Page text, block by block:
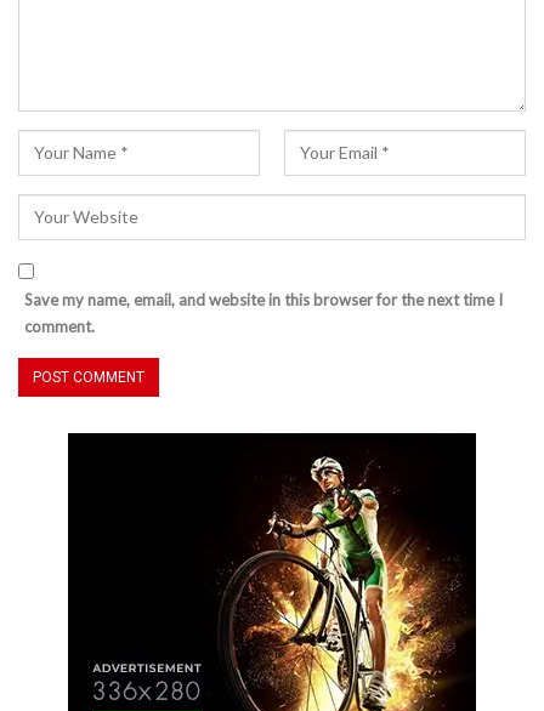
Save my name, email, and website in this browser for the next time I
comment.